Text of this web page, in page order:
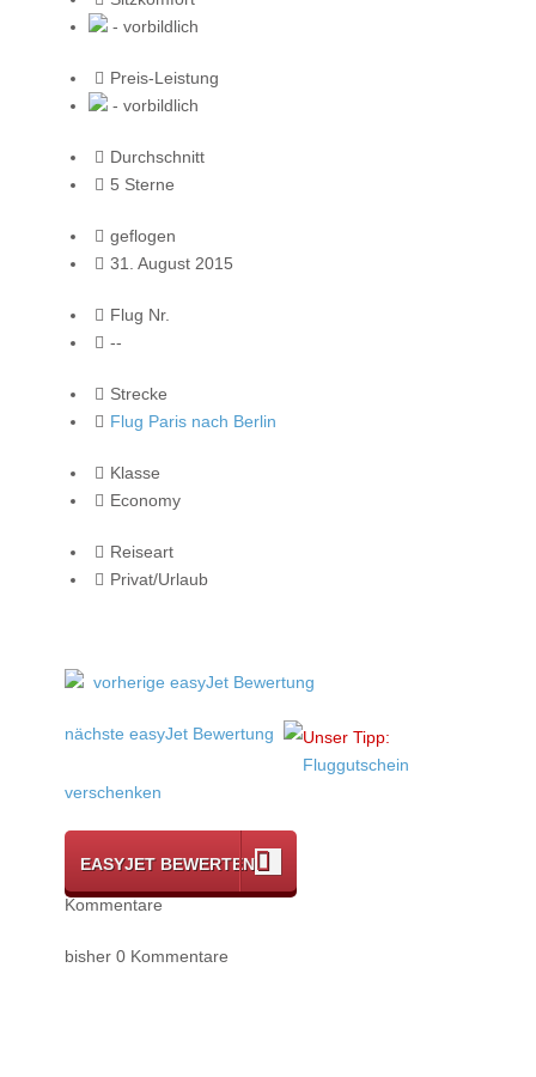
- vorbildlich
Preis-Leistung
- vorbildlich
Durchschnitt
5 Sterne
geflogen
31. August 2015
Flug Nr.
--
Strecke
Flug Paris nach Berlin
Klasse
Economy
Reiseart
Privat/Urlaub
vorherige easyJet Bewertung
nächste easyJet Bewertung
Unser Tipp:
Fluggutschein
verschenken
EASYJET BEWERTEN
Kommentare
bisher 0 Kommentare